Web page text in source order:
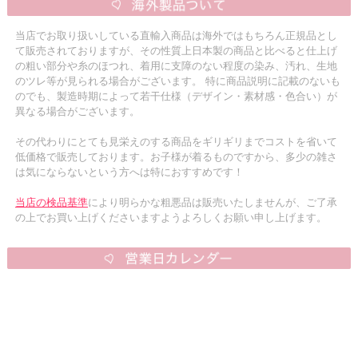
当店でお取り扱いしている直輸入商品は海外ではもちろん正規品とし
て販売されておりますが、その性質上日本製の商品と比べると仕上げ
の粗い部分や糸のほつれ、着用に支障のない程度の染み、汚れ、生地
のツレ等が見られる場合がございます。 特に商品説明に記載のないも
のでも、製造時期によって若干仕様（デザイン・素材感・色合い）が
異なる場合がございます。
その代わりにとても見栄えのする商品をギリギリまでコストを省いて
低価格で販売しております。お子様が着るものですから、多少の雑さ
は気にならないという方へは特におすすめです！
当店の検品基準により明らかな粗悪品は販売いたしませんが、ご了承
の上でお買い上げくださいますようよろしくお願い申し上げます。